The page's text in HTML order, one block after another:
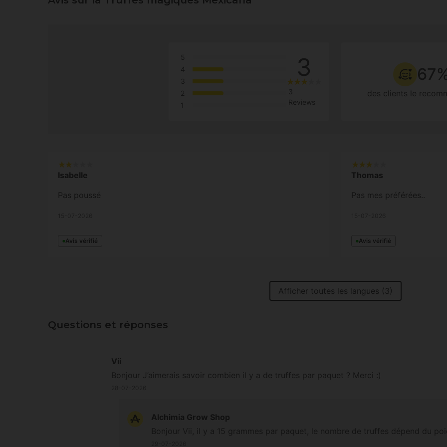
5
4
3
2
1
3
3
Reviews
des clients le
Isabelle
Pas poussé
Avis vérifié
Thomas
Pas mes préférées..
Avis vérifié
Afficher toutes les langues (3)
Questions et réponses
Vii
Bonjour J’aimerais savoir combien il y a de truffes par paquet ? Merci :)
Alchimia Grow Shop